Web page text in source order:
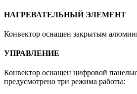
НАГРЕВАТЕЛЬНЫЙ ЭЛЕМЕНТ
Конвектор оснащен закрытым
УПРАВЛЕНИЕ
Конвектор оснащен цифровой
предусмотрено три режима работы: